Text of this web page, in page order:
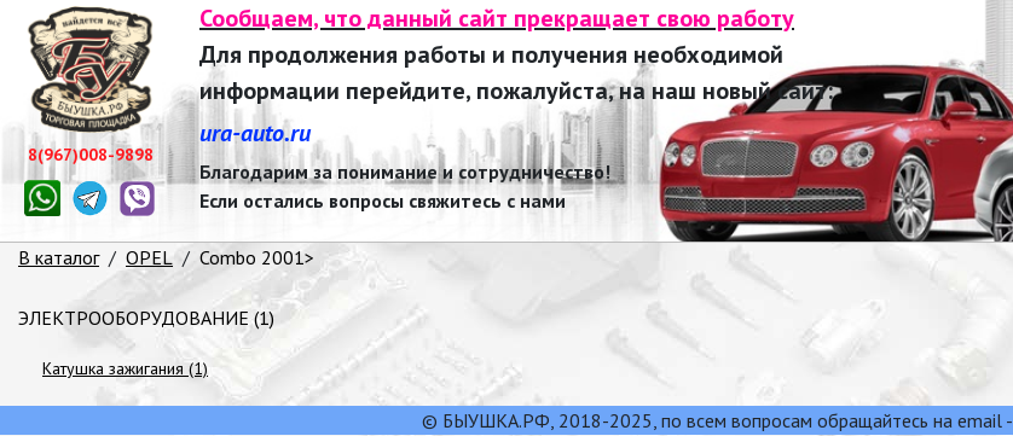
8(967)008-9898
Сообщаем, что данный сайт прекращает свою работу
Для продолжения работы и получения необходимой
информации перейдите, пожалуйста, на наш новый сайт:
ura-auto.ru
Благодарим за понимание и сотрудничество!
Если остались вопросы свяжитесь с нами
В каталог / OPEL / Combo 2001>
ЭЛЕКТРООБОРУДОВАНИЕ (1)
Катушка зажигания (1)
© БЫУШКА.РФ, 2018-2025, по всем вопросам обращайтесь на email -